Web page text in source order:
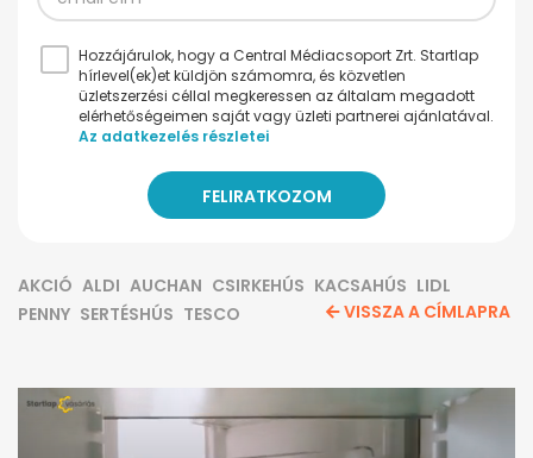
Hozzájárulok, hogy a Central Médiacsoport Zrt. Startlap
hírlevel(ek)et küldjön számomra, és közvetlen
üzletszerzési céllal megkeressen az általam megadott
elérhetőségeimen saját vagy üzleti partnerei ajánlatával.
Az adatkezelés részletei
AKCIÓ ALDI AUCHAN CSIRKEHÚS KACSAHÚS LIDL
PENNY SERTÉSHÚS TESCO VISSZA A CÍMLAPRA